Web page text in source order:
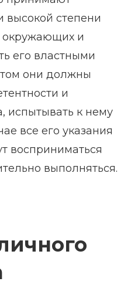
степени
окружающих и
его властными
они должны
и
испытывать к нему
все его указания
восприниматься
выполняться.